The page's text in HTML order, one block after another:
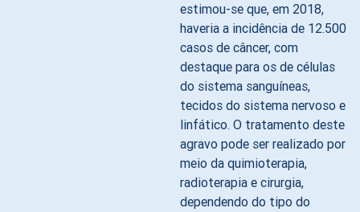
estimou-se que, em 2018,
haveria a incidência de 12.500
casos de câncer, com
destaque para os de células
do sistema sanguíneas,
tecidos do sistema nervoso e
linfático. O tratamento deste
agravo pode ser realizado por
meio da quimioterapia,
radioterapia e cirurgia,
dependendo do tipo do